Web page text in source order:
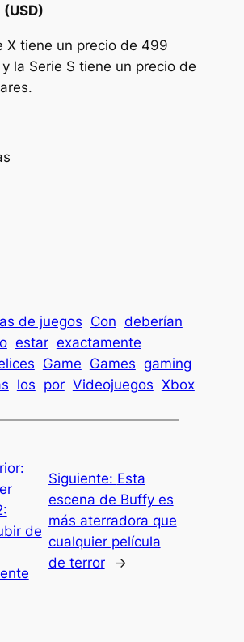
X tiene un precio de 499
la Serie S tiene un precio de
de juegos Con deberían
estar exactamente
Game Games gaming
los por Videojuegos Xbox
de
Siguiente: Esta
escena de Buffy es
más aterradora que
cualquier película
de terror
→